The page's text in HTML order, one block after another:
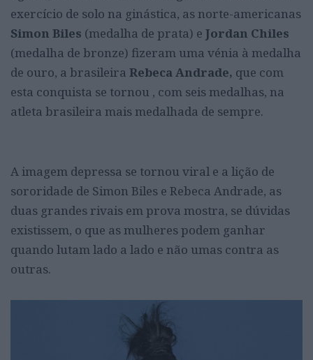
exercício de solo na ginástica, as norte-americanas
Simon Biles (medalha de prata) e Jordan Chiles
(medalha de bronze) fizeram uma vénia à medalha
de ouro, a brasileira Rebeca Andrade, que com
esta conquista se tornou , com seis medalhas, na
atleta brasileira mais medalhada de sempre.
A imagem depressa se tornou viral e a lição de
sororidade de Simon Biles e Rebeca Andrade, as
duas grandes rivais em prova mostra, se dúvidas
existissem, o que as mulheres podem ganhar
quando lutam lado a lado e não umas contra as
outras.